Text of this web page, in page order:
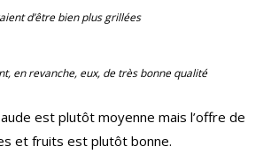
d’être bien plus grillées
en revanche, eux, de très bonne qualité
est plutôt moyenne mais l’offre de
et fruits est plutôt bonne.